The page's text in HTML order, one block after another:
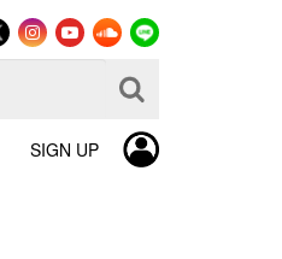
SIGN UP